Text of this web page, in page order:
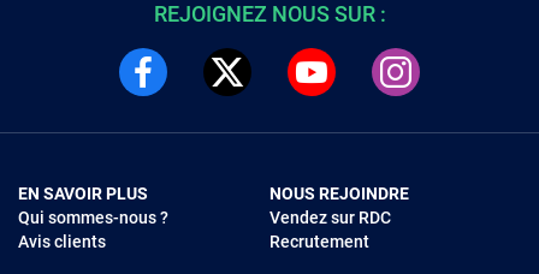
REJOIGNEZ NOUS SUR :
EN SAVOIR PLUS
Qui sommes-nous ?
Avis clients
NOUS REJOINDRE
Vendez sur RDC
Recrutement